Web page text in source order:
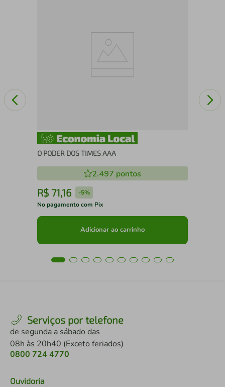
O PODER DOS TIMES AAA
2.497 pontos
R$ 71,16 -5%
No pagamento com Pix
Adicionar ao carrinho
Serviços por telefone
de segunda a sábado das
08h às 20h40 (Exceto feriados)
0800 724 4770
Ouvidoria